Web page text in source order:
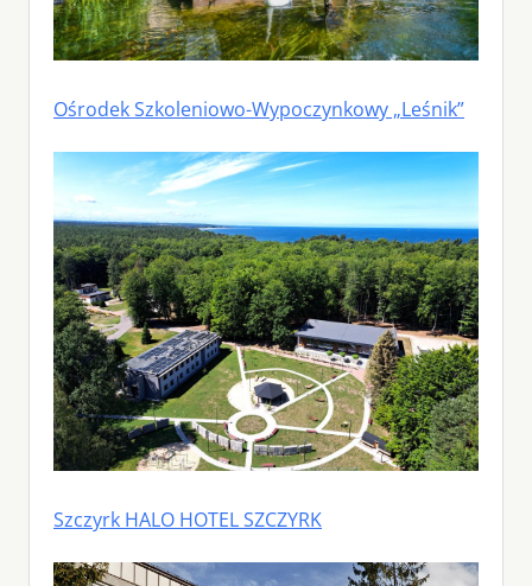
Ośrodek Szkoleniowo-Wypoczynkowy „Leśnik”
Szczyrk HALO HOTEL SZCZYRK